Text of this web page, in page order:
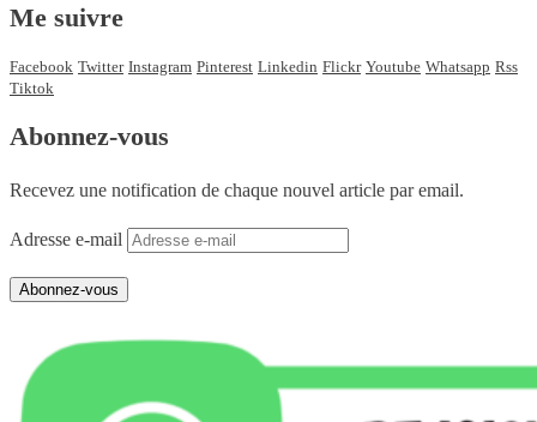
Me suivre
Facebook Twitter Instagram Pinterest Linkedin Flickr Youtube Whatsapp Rss
Tiktok
Abonnez-vous
Recevez une notification de chaque nouvel article par email.
Adresse e-mail
Abonnez-vous